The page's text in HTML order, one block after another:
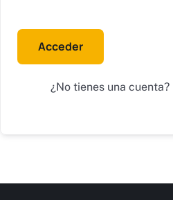
Acceder
¿No tienes una cuenta?